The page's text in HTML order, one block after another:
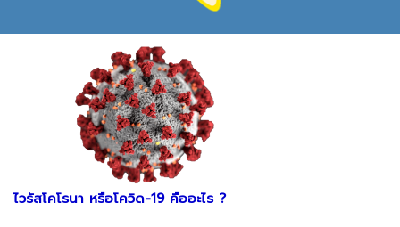
ไวรัสโคโรนา หรือโควิด-19 คืออะไร?